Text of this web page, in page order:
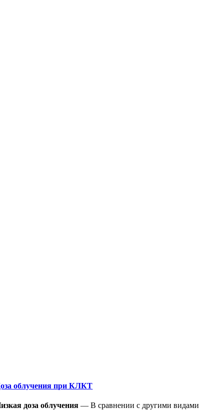
облучения при КЛКТ
доза облучения— В сравнении с другими видами